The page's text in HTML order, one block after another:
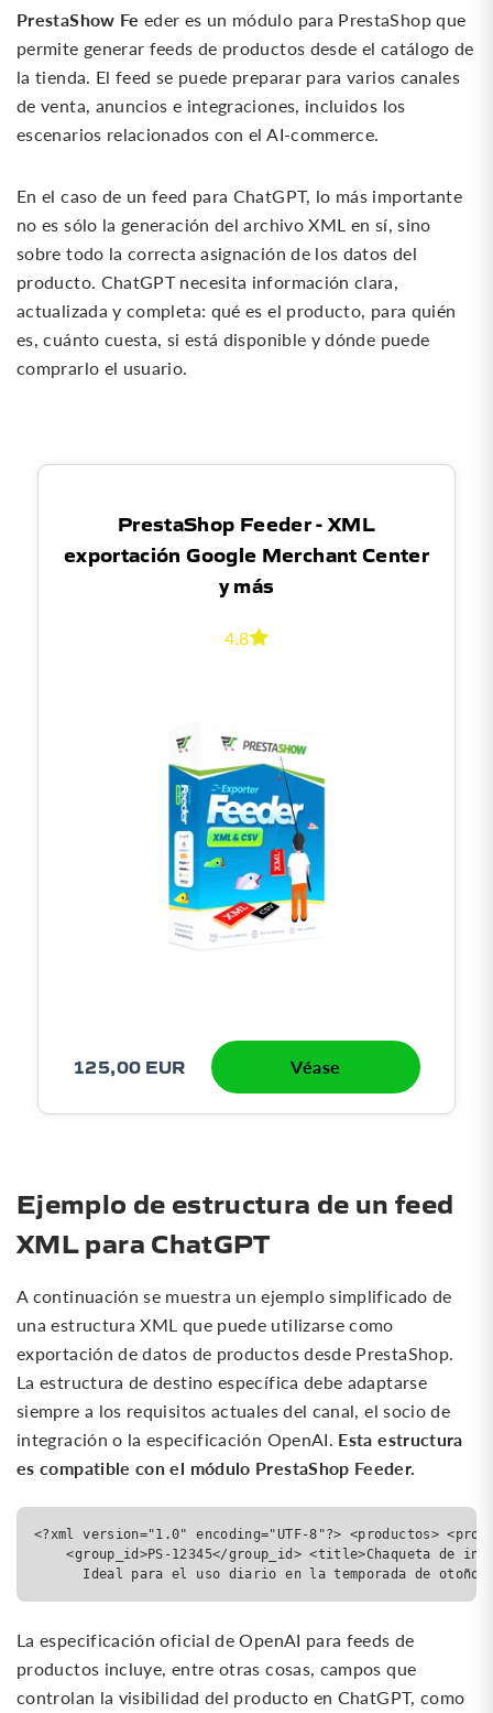
PrestaShow Fe eder es un módulo para PrestaShop que
permite generar feeds de productos desde el catálogo de
la tienda. El feed se puede preparar para varios canales
de venta, anuncios e integraciones, incluidos los
escenarios relacionados con el AI-commerce.
En el caso de un feed para ChatGPT, lo más importante
no es sólo la generación del archivo XML en sí, sino
sobre todo la correcta asignación de los datos del
producto. ChatGPT necesita información clara,
actualizada y completa: qué es el producto, para quién
es, cuánto cuesta, si está disponible y dónde puede
comprarlo el usuario.
PrestaShop Feeder - XML
exportación Google Merchant Center
y más
4.8
125,00 EUR Véase
Ejemplo de estructura de un feed
XML para ChatGPT
A continuación se muestra un ejemplo simplificado de
una estructura XML que puede utilizarse como
exportación de datos de productos desde PrestaShop.
La estructura de destino específica debe adaptarse
siempre a los requisitos actuales del canal, el socio de
integración o la especificación OpenAI. Esta estructura
es compatible con el módulo PrestaShop Feeder.
<?xml version="1.0" encoding="UTF-8"?> <productos>
<group_id>PS-12345</group_id> <title>Chaqueta de
Ideal para el uso diario en la temporada de
La especificación oficial de OpenAI para feeds de
productos incluye, entre otras cosas, campos que
controlan la visibilidad del producto en ChatGPT, como